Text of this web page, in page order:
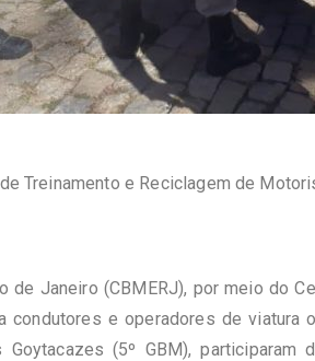
Treinamento e Reciclagem de
Janeiro (CBMERJ), por meio do
condutores e operadores de
(5º GBM),